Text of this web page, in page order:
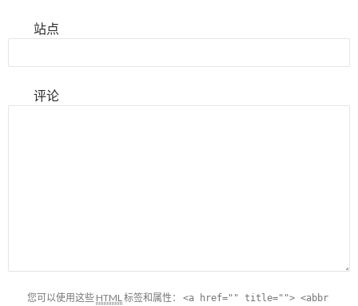
站点
评论
您可以使用这些 HTML标签和属性： <a href="" title=""> <abbr